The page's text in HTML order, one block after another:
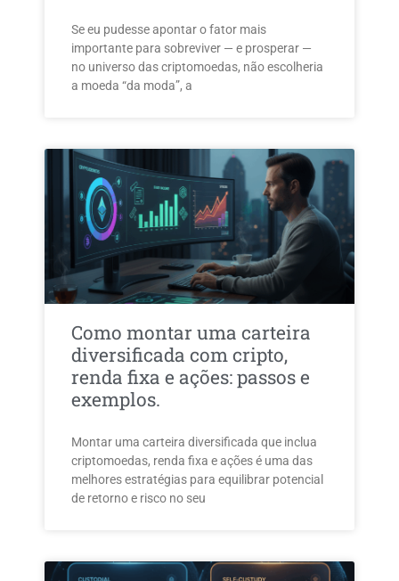
Se eu pudesse apontar o fator mais
importante para sobreviver — e prosperar —
no universo das criptomoedas, não escolheria
a moeda “da moda”, a
Como montar uma carteira
diversificada com cripto,
renda fixa e ações: passos e
exemplos.
Montar uma carteira diversificada que inclua
criptomoedas, renda fixa e ações é uma das
melhores estratégias para equilibrar potencial
de retorno e risco no seu